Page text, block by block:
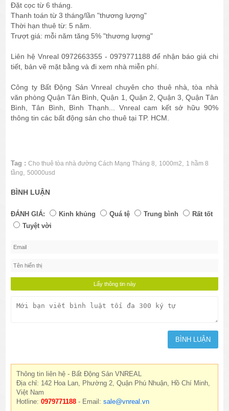
Đặt cọc từ 6 tháng.
Thanh toán từ 3 tháng/lần "thương lượng"
Thời hạn thuê từ: 5 năm.
Trượt giá: mỗi năm tăng 5% "thương lượng"
Liên hệ Vnreal 0972663355 - 0979771188 để nhận báo giá chi
tiết, bản vẽ mặt bằng và đi xem nhà miễn phí.
Công ty Bất Động Sản Vnreal chuyên cho thuê nhà, tòa nhà
văn phòng Quận Tân Bình, Quận 1, Quận 2, Quận 3, Quận Tân
Bình, Tân Bình, Bình Thạnh... Vnreal cam kết sở hữu 90%
thông tin các bất động sản cho thuê tại TP. HCM.
Tag : Cho thuê tòa nhà đường Cách Mạng Tháng 8 1000m2
1 hầm 8
tầng
,50000usd
BÌNH LUẬN
ĐÁNH GIÁ: Kinh khủng Quá tệ Trung bình
Rất tốt
Tuyệt vời
Thông tin liên hệ - Bất Động Sản VNREAL
Địa chỉ: 142 Hoa Lan, Phường 2, Quận Phú Nhuận, Hồ Chí Minh,
Việt Nam
Hotline:0979771188 - Email:sale@vnreal.vn